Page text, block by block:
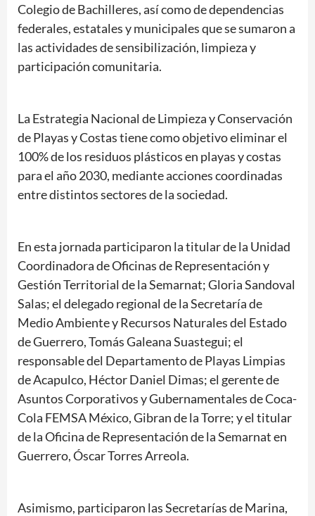
Colegio de Bachilleres, así como de dependencias
federales, estatales y municipales que se sumaron a
las actividades de sensibilización, limpieza y
participación comunitaria.
La Estrategia Nacional de Limpieza y Conservación
de Playas y Costas tiene como objetivo eliminar el
100% de los residuos plásticos en playas y costas
para el año 2030, mediante acciones coordinadas
entre distintos sectores de la sociedad.
En esta jornada participaron la titular de la Unidad
Coordinadora de Oficinas de Representación y
Gestión Territorial de la Semarnat; Gloria Sandoval
Salas; el delegado regional de la Secretaría de
Medio Ambiente y Recursos Naturales del Estado
de Guerrero, Tomás Galeana Suastegui; el
responsable del Departamento de Playas Limpias
de Acapulco, Héctor Daniel Dimas; el gerente de
Asuntos Corporativos y Gubernamentales de Coca-
Cola FEMSA México, Gibran de la Torre; y el titular
de la Oficina de Representación de la Semarnat en
Guerrero, Óscar Torres Arreola.
Asimismo, participaron las Secretarías de Marina,